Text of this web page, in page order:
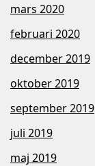
mars 2020
februari 2020
december 2019
oktober 2019
september 2019
juli 2019
maj 2019